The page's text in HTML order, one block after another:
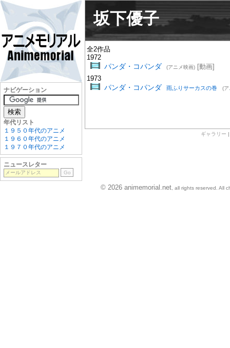
坂下優子
全2作品
1972
パンダ・コパンダ (アニメ映画)[動画]
1973
パンダ・コパンダ 雨ふりサーカスの巻 (ア
ギャラリー
ナビゲーション
年代リスト
１９５０年代のアニメ
１９６０年代のアニメ
１９７０年代のアニメ
ニュースレター
© 2026 animemorial.net , all rights reserved. All